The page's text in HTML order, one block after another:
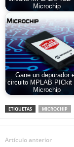
Microchip
Gane un depurador
circuito MPLAB PICkit
Microchip
ETIQUETAS MICROCHIP
Artículo anterior